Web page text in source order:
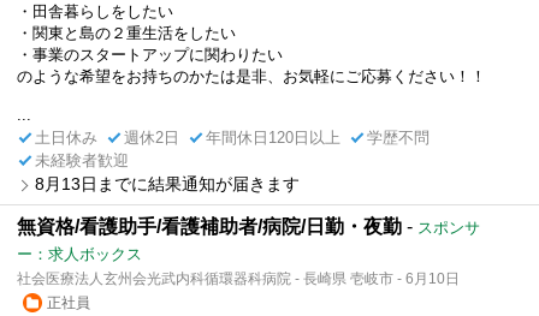
・田舎暮らしをしたい
・関東と島の２重生活をしたい
・事業のスタートアップに関わりたい
のような希望をお持ちのかたは是非、お気軽にご応募ください！！
土日休み
週休2日 年間休日120日以上
学歴不問
未経験者歓迎
8月13日までに結果通知が届きます
無資格/看護助手/看護補助者/病院/日勤・夜勤 - スポンサ
ー：求人ボックス
社会医療法人玄州会光武内科循環器科病院 - 長崎県 壱岐市 - 6月10日
正社員